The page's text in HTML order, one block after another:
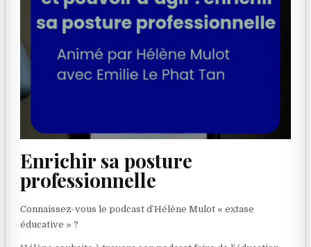
Enrichir sa posture
professionnelle
Connaissez-vous le podcast d’Hélène Mulot « extase
éducative » ?